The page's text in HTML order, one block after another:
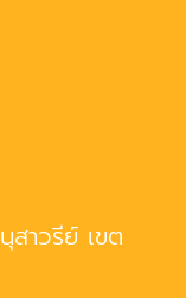
าวรีย์ เขต